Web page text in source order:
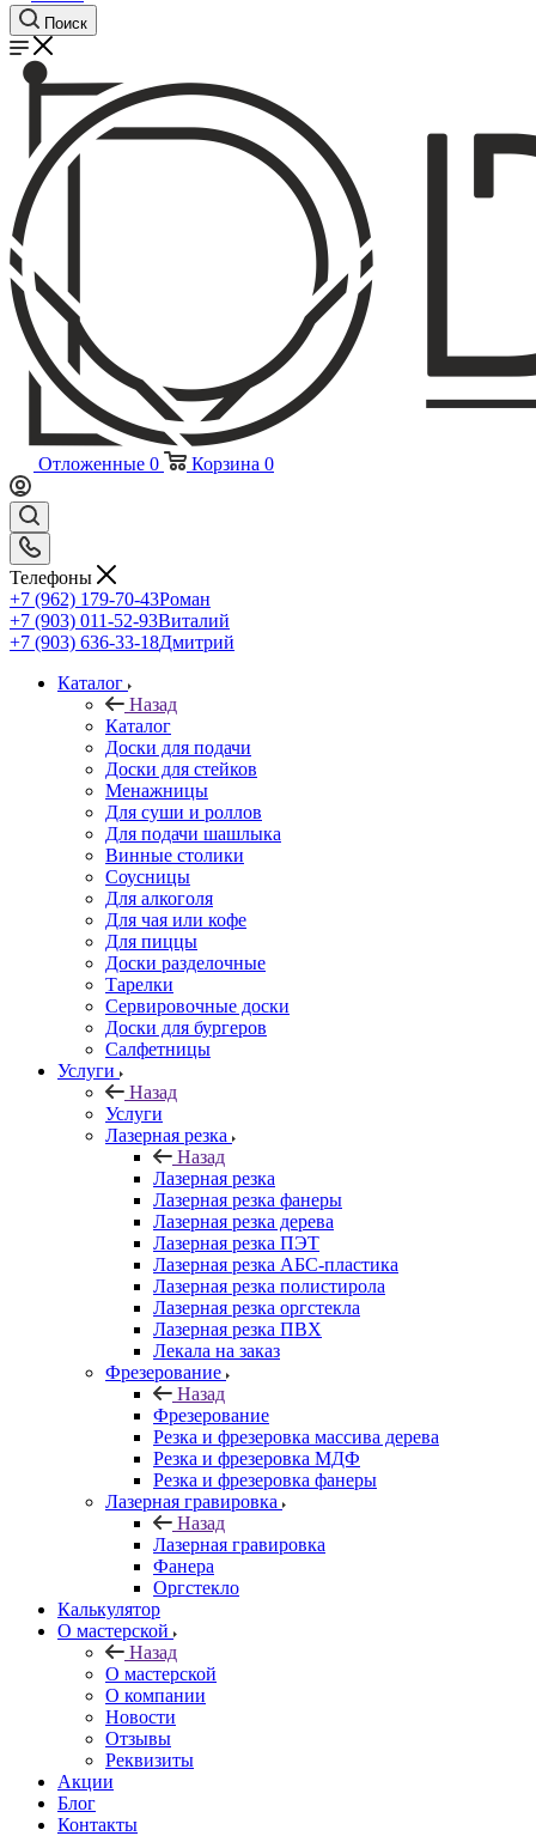
Поиск
Отложенные 0 Корзина 0
Телефоны
+7 (962) 179-70-43Роман
+7 (903) 011-52-93Виталий
+7 (903) 636-33-18Дмитрий
Каталог
Назад
Каталог
Доски для подачи
Доски для стейков
Менажницы
Для суши и роллов
Для подачи шашлыка
Винные столики
Соусницы
Для алкоголя
Для чая или кофе
Для пиццы
Доски разделочные
Тарелки
Сервировочные доски
Доски для бургеров
Салфетницы
Услуги
Назад
Услуги
Лазерная резка
Назад
Лазерная резка
Лазерная резка фанеры
Лазерная резка дерева
Лазерная резка ПЭТ
Лазерная резка АБС-пластика
Лазерная резка полистирола
Лазерная резка оргстекла
Лазерная резка ПВХ
Лекала на заказ
Фрезерование
Назад
Фрезерование
Резка и фрезеровка массива дерева
Резка и фрезеровка МДФ
Резка и фрезеровка фанеры
Лазерная гравировка
Назад
Лазерная гравировка
Фанера
Орг­стек­ло
Калькулятор
О мастерской
Назад
О мастерской
О компании
Новости
Отзывы
Реквизиты
Акции
Блог
Контакты